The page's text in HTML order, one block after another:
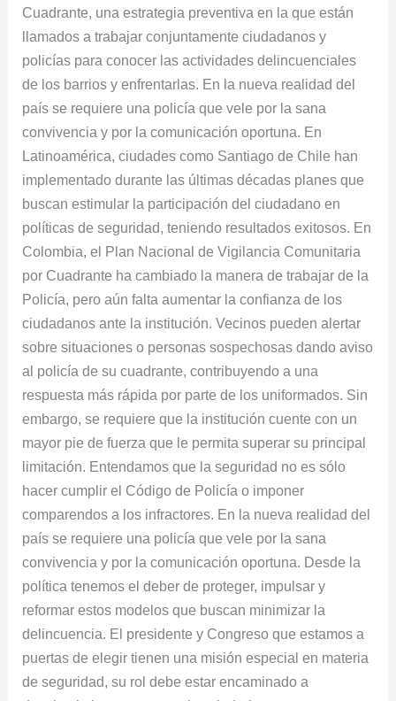
Cuadrante, una estrategia preventiva en la que están
llamados a trabajar conjuntamente ciudadanos y
policías para conocer las actividades delincuenciales
de los barrios y enfrentarlas. En la nueva realidad del
país se requiere una policía que vele por la sana
convivencia y por la comunicación oportuna. En
Latinoamérica, ciudades como Santiago de Chile han
implementado durante las últimas décadas planes que
buscan estimular la participación del ciudadano en
políticas de seguridad, teniendo resultados exitosos. En
Colombia, el Plan Nacional de Vigilancia Comunitaria
por Cuadrante ha cambiado la manera de trabajar de la
Policía, pero aún falta aumentar la confianza de los
ciudadanos ante la institución. Vecinos pueden alertar
sobre situaciones o personas sospechosas dando aviso
al policía de su cuadrante, contribuyendo a una
respuesta más rápida por parte de los uniformados. Sin
embargo, se requiere que la institución cuente con un
mayor pie de fuerza que le permita superar su principal
limitación. Entendamos que la seguridad no es sólo
hacer cumplir el Código de Policía o imponer
comparendos a los infractores. En la nueva realidad del
país se requiere una policía que vele por la sana
convivencia y por la comunicación oportuna. Desde la
política tenemos el deber de proteger, impulsar y
reformar estos modelos que buscan minimizar la
delincuencia. El presidente y Congreso que estamos a
puertas de elegir tienen una misión especial en materia
de seguridad, su rol debe estar encaminado a